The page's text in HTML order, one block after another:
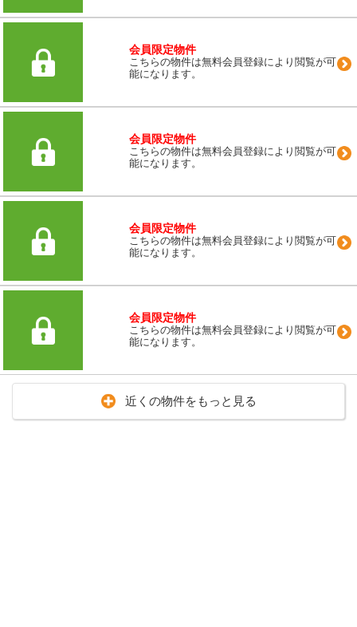
会員限定物件
こちらの物件は無料会員登録により閲覧が可
能になります。
会員限定物件
こちらの物件は無料会員登録により閲覧が可
能になります。
会員限定物件
こちらの物件は無料会員登録により閲覧が可
能になります。
会員限定物件
こちらの物件は無料会員登録により閲覧が可
能になります。
近くの物件をもっと見る